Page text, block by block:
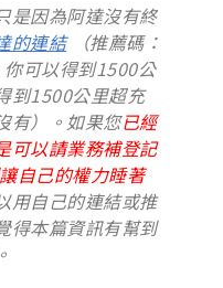
是因為阿達沒有終
的連結（推薦碼：
可以得到1500公
到1500公里超充
有）。如果您已經
可以請業務補登記
自己的權力睡著
用自己的連結或推
得本篇資訊有幫到